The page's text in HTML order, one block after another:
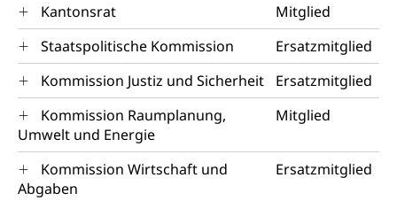
Kantonsrat
Mitglied
Staatspolitische Kommission
Ersatzmitglied
Kommission Justiz und Sicherheit
Ersatzmitglied
Kommission Raumplanung,
Umwelt und Energie
Mitglied
Kommission Wirtschaft und
Abgaben
Ersatzmitglied